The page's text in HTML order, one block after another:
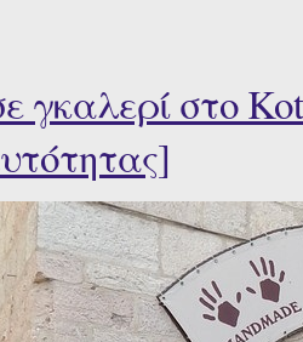
γκαλερί στο